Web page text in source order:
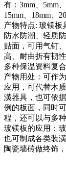
有：3mm、5mm
15mm、18mm、
产物特点: 玻镁板
防水防潮、轻质
贴面，可用气钉
高、耐曲折有韧
多种保温资料复
产物用处：可作
应用，可代替木
潢器具，也可依
例的板面，同时
程，还可以与多
玻镁板的应用：
也可制成各类装
陶瓷墙砖做终饰